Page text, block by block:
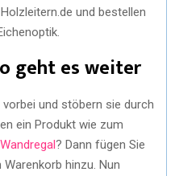
und bestellen
geht es weiter
und stöbern sie durch
ein Produkt wie zum
? Dann fügen Sie
hinzu. Nun